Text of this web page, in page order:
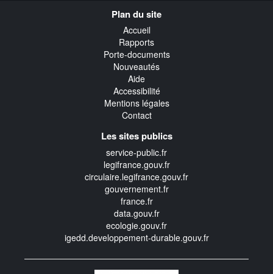
Plan du site
Accueil
Rapports
Porte-documents
Nouveautés
Aide
Accessibilité
Mentions légales
Contact
Les sites publics
service-public.fr
legifrance.gouv.fr
circulaire.legifrance.gouv.fr
gouvernement.fr
france.fr
data.gouv.fr
ecologie.gouv.fr
igedd.developpement-durable.gouv.fr